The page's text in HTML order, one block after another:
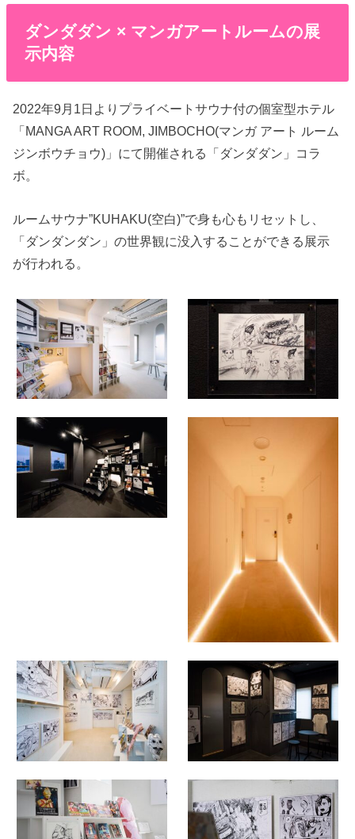
ダンダダン × マンガアートルームの展
示内容
2022年9月1日よりプライベートサウナ付の個室型ホテル
「MANGA ART ROOM, JIMBOCHO(マンガ アート ルーム
ジンボウチョウ)」にて開催される「ダンダダン」コラ
ボ。
ルームサウナ”KUHAKU(空白)”で身も心もリセットし、
「ダンダンダン」の世界観に没入することができる展示
が行われる。